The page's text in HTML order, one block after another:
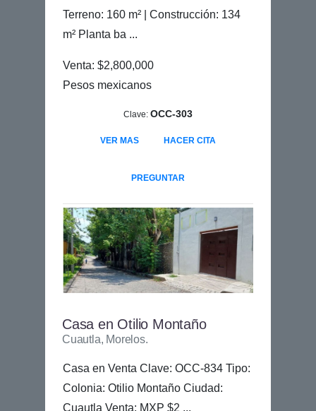
Terreno: 160 m² | Construcción: 134
m² Planta ba ...
Venta: $2,800,000
Pesos mexicanos
Clave: OCC-303
VER MAS HACER CITA
PREGUNTAR
Casa en Otilio Montaño
Cuautla, Morelos.
Casa en Venta Clave: OCC-834 Tipo:
Colonia: Otilio Montaño Ciudad:
Cuautla Venta: MXP $2 ...